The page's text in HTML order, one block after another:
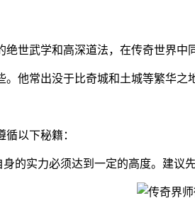
世武学和高深道法，在传奇世界
他常出没于比奇城和土城等繁华之
以下秘籍：
的实力必须达到一定的高度。建议